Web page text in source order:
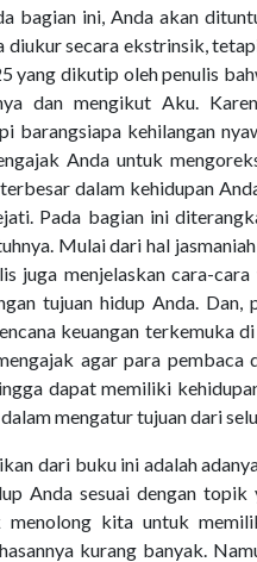
bagian ini, Anda akan
diukur secara ekstrinsik,
yang dikutip oleh penulis
dan mengikut Aku.
barangsiapa kehilangan
Anda untuk
dalam kehidupan
Pada bagian ini
Mulai dari hal
juga menjelaskan cara-
tujuan hidup Anda.
keuangan terkemuka
agar para pembaca
dapat memiliki
mengatur tujuan dari
dari buku ini adalah
Anda sesuai dengan
menolong kita untuk
kurang banyak.